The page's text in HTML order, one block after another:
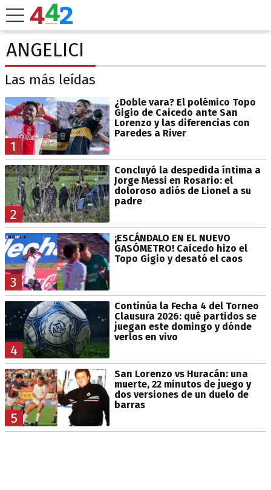
ANGELICI
Las más leídas
1
¿Doble vara? El polémico Topo
Gigio de Caicedo ante San
Lorenzo y las diferencias con
Paredes a River
2
Concluyó la despedida íntima a
Jorge Messi en Rosario: el
doloroso adiós de Lionel a su
padre
3
¡ESCÁNDALO EN EL NUEVO
GASÓMETRO! Caicedo hizo el
Topo Gigio y desató el caos
4
Continúa la Fecha 4 del Torneo
Clausura 2026: qué partidos se
juegan este domingo y dónde
verlos en vivo
5
San Lorenzo vs Huracán: una
muerte, 22 minutos de juego y
dos versiones de un duelo de
barras